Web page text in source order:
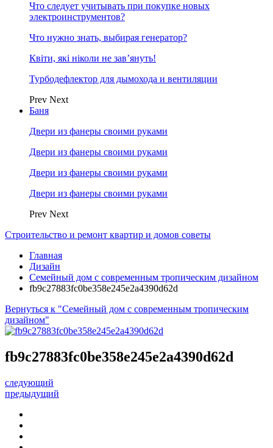
Что следует учитывать при покупке новых
электроинструментов?
Что нужно знать, выбирая генератор?
Квіти, які ніколи не зав’януть!
Турбодефлектор для дымохода и вентиляции
Prev Next
Баня
Двери из фанеры своими руками
Двери из фанеры своими руками
Двери из фанеры своими руками
Двери из фанеры своими руками
Prev Next
Строительство и ремонт квартир и домов советы
Главная
Дизайн
Семейный дом с современным тропическим дизайном
fb9c27883fc0be358e245e2a4390d62d
Вернуться к "Семейный дом с современным тропическим
дизайном"
fb9c27883fc0be358e245e2a4390d62d
следующий
предыдущий